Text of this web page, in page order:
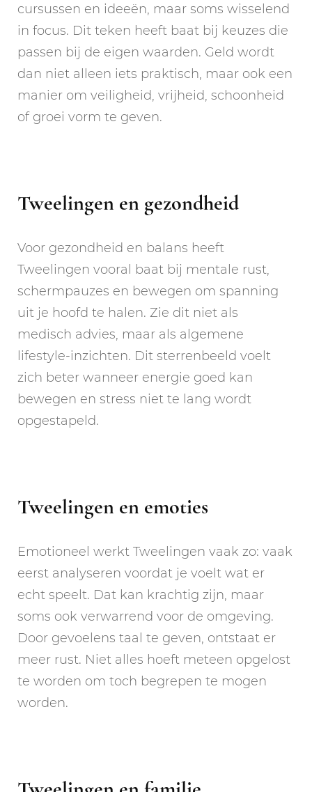
cursussen en ideeën, maar soms wisselend
in focus. Dit teken heeft baat bij keuzes die
passen bij de eigen waarden. Geld wordt
dan niet alleen iets praktisch, maar ook een
manier om veiligheid, vrijheid, schoonheid
of groei vorm te geven.
Tweelingen en gezondheid
Voor gezondheid en balans heeft
Tweelingen vooral baat bij mentale rust,
schermpauzes en bewegen om spanning
uit je hoofd te halen. Zie dit niet als
medisch advies, maar als algemene
lifestyle-inzichten. Dit sterrenbeeld voelt
zich beter wanneer energie goed kan
bewegen en stress niet te lang wordt
opgestapeld.
Tweelingen en emoties
Emotioneel werkt Tweelingen vaak zo: vaak
eerst analyseren voordat je voelt wat er
echt speelt. Dat kan krachtig zijn, maar
soms ook verwarrend voor de omgeving.
Door gevoelens taal te geven, ontstaat er
meer rust. Niet alles hoeft meteen opgelost
te worden om toch begrepen te mogen
worden.